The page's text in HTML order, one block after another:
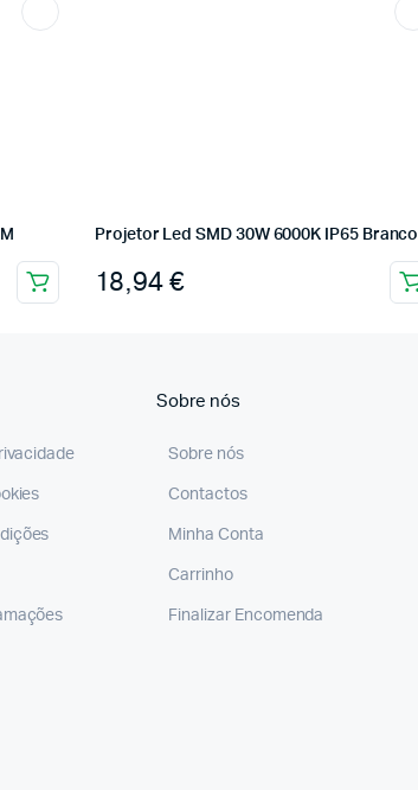
Projetor Led SMD 30W 6000K IP65 Branco
18,94€
Sobre nós
Sobre nós
Contactos
Minha Conta
Carrinho
Finalizar Encomenda